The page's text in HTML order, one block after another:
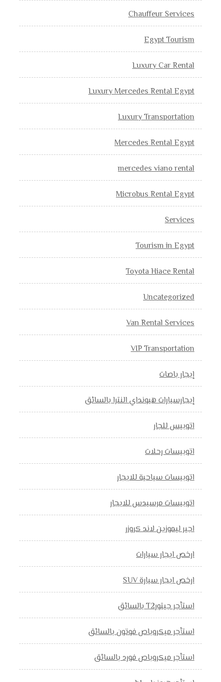
Chauffeur Services
Egypt Tourism
Luxury Car Rental
Luxury Mercedes Rental Egypt
Luxury Transportation
Mercedes Rental Egypt
mercedes viano rental
Microbus Rental Egypt
Services
Tourism in Egypt
Toyota Hiace Rental
Uncategorized
Van Rental Services
VIP Transportation
إيجار باصات
إيجارسيارات هيونداي النترا بالسائق
اتوبيس للجار
اتوبيسات رحلات
اتوبيسات سياحية للايجار
اتوبيسات مرسيدس للايجار
اجير ليموزين لاند كروزر
ارخص ايجار سيارات
ارخص ايجار سيارة SUV
استأجر جيتورT2 بالسائق
استأجر ميكروباص فوتون بالسائق
استأجر ميكروباص فورد بالسائق